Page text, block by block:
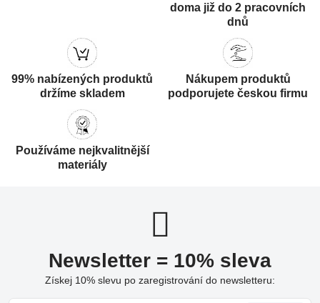
doma již do 2 pracovních
dnů
99% nabízených produktů
držíme skladem
Nákupem produktů
podporujete českou firmu
Používáme nejkvalitnější
materiály
Newsletter = 10% sleva
Získej 10% slevu po zaregistrování do newsletteru: